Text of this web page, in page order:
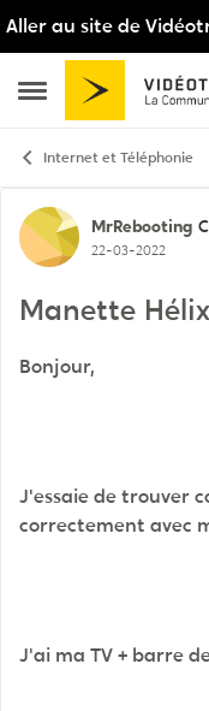
Aller au site de
Ouvrir Menu Latéral
Passer au
Internet et Téléphonie
MrRebooting
22-03-2022
Manette
Bonjour,
J'essaie de trouver
correctement avec
J'ai ma TV + barre